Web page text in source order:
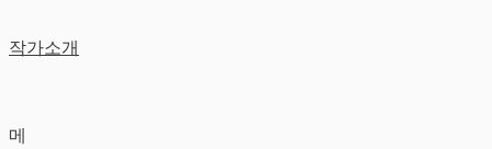
작가소개
메